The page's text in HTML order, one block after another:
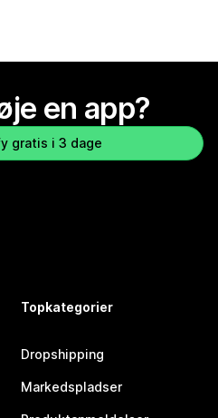
en app?
gratis i 3 dage
Topkategorier
Dropshipping
Markedspladser